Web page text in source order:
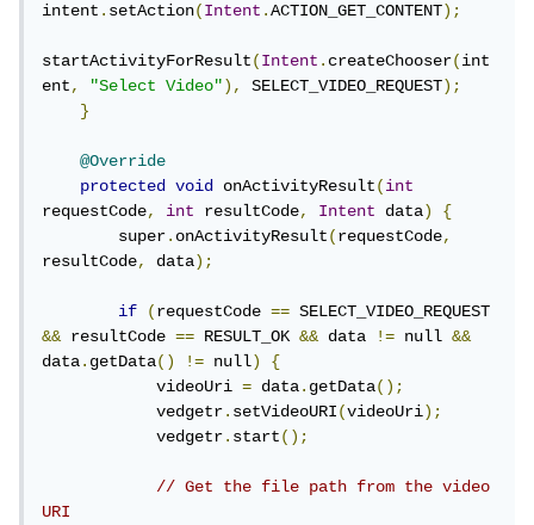
intent.setAction(Intent.ACTION_GET_CONTENT);
startActivityForResult(Intent.createChooser(int
ent, "Select Video"), SELECT_VIDEO_REQUEST);
}
@Override
protected
void onActivityResult(int
requestCode, int resultCode, Intent data)
{
        super
.onActivityResult(requestCode,
resultCode, data);
if (requestCode ==
&& resultCode == RESULT_OK && data != null &&
data.getData() != null)
{
            videoUri
= data.getData();
            vedgetr
.setVideoURI(videoUri);
            vedgetr
.start();
// Get the file path from the video
URI